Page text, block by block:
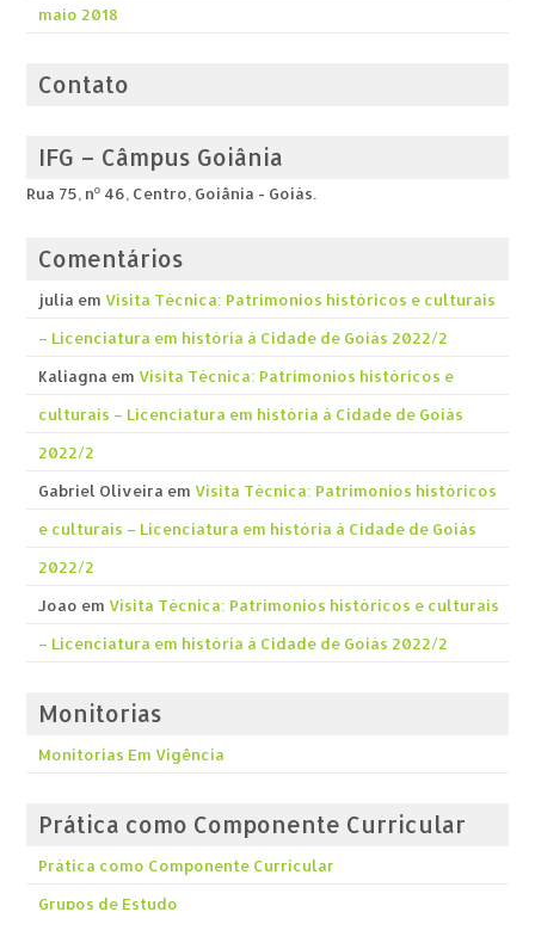
maio 2018
Contato
IFG – Câmpus Goiânia
Rua 75, nº 46, Centro, Goiânia - Goiás.
Comentários
julia em Visita Técnica: Patrimonios históricos e culturais
– Licenciatura em história á Cidade de Goiás 2022/2
Kaliagna em Visita Técnica: Patrimonios históricos e
culturais – Licenciatura em história á Cidade de Goiás
2022/2
Gabriel Oliveira em Visita Técnica: Patrimonios históricos
e culturais – Licenciatura em história á Cidade de Goiás
2022/2
Joao em Visita Técnica: Patrimonios históricos e culturais
– Licenciatura em história á Cidade de Goiás 2022/2
Monitorias
Monitorias Em Vigência
Prática como Componente Curricular
Prática como Componente Curricular
Grupos de Estudo